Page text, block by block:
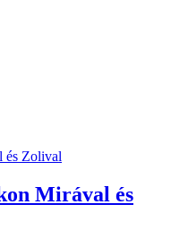
Mirával és